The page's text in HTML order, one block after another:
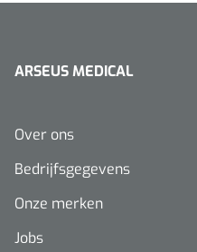
ARSEUS MEDICAL
Over ons
Bedrijfsgegevens
Onze merken
Jobs